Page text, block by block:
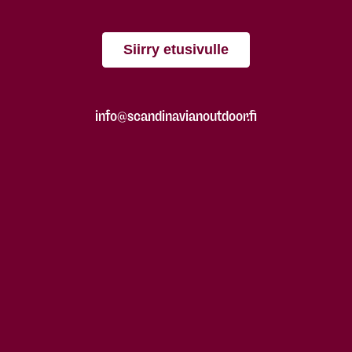
Siirry etusivulle
info@scandinavianoutdoor.fi